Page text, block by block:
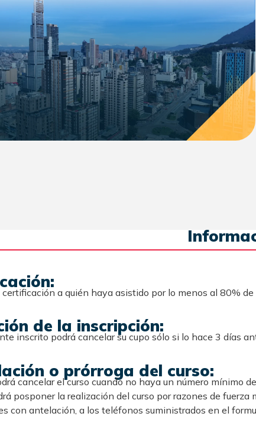
a quién haya asistido por lo menos al 80%
de la inscripción:
inscrito podrá cancelar su cupo sólo si lo hace 3 días
o prórroga del curso:
cancelar el curso cuando no haya un número mínimo
posponer la realización del curso por razones de
con antelación, a los teléfonos suministrados en el